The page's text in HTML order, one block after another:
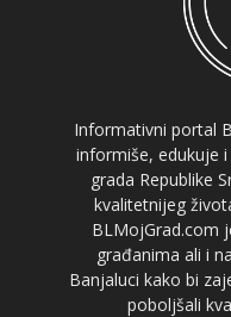
Informativni portal
informiše, edukuje
grada Republike
kvalitetnijeg
BLMojGrad.com
građanima ali i
Banjaluci kako bi
poboljšali